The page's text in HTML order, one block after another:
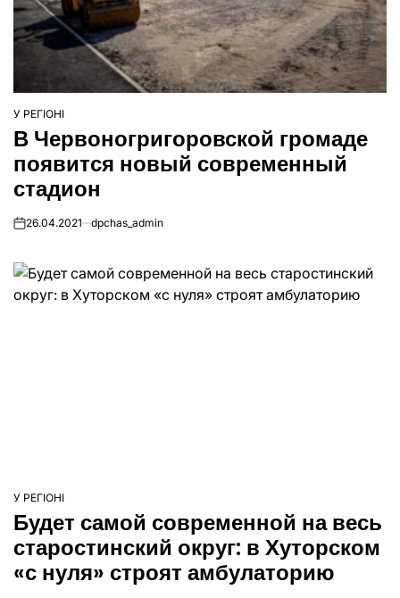
ОПУБЛІКУВАТИ
У
У РЕГІОНІ
В Червоногригоровской громаде
появится новый современный
стадион
on26.04.2021 dpchas_admin
ОПУБЛІКУВАТИ
У
У РЕГІОНІ
Будет самой современной на весь
старостинский округ: в Хуторском
«с нуля» строят амбулаторию